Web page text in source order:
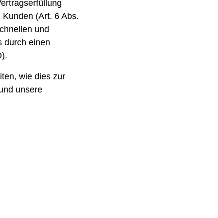
(Art. 6 Abs.
und
durch einen
unsere